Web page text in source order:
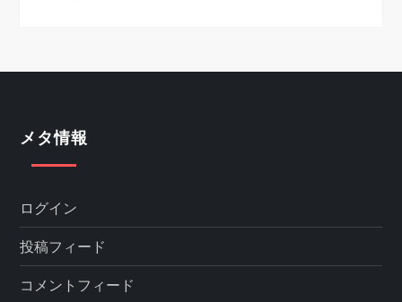
メタ情報
ログイン
投稿フィード
コメントフィード